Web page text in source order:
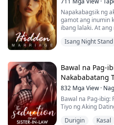
Sa puntong ito,
Napakabagsik ng
gamot ang inumin
ibang lalaki. At
pintuan...
Isang Night Stand
Bawal na Pag-
Nakababatang
832 Mga View·
Bawal na Pag-ibig:
Tiyo ng Aking
Durigin
Kasal